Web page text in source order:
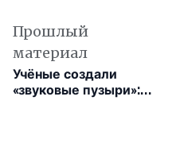
Прошлый
материал
Учёные создали
«звуковые пузыри»: